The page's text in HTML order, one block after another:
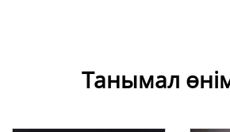
Танымал